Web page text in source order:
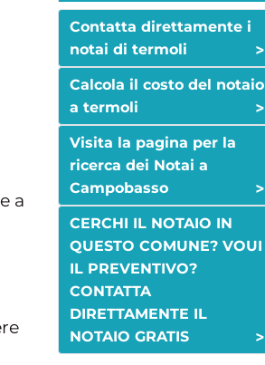
a
Contatta direttamente i
notai di termoli
>
Calcola il costo del notaio
a termoli
>
Visita la pagina per la
ricerca dei Notai a
Campobasso
>
CERCHI IL NOTAIO IN
QUESTO COMUNE? VOUI
IL PREVENTIVO?
CONTATTA
DIRETTAMENTE IL
NOTAIO GRATIS
>